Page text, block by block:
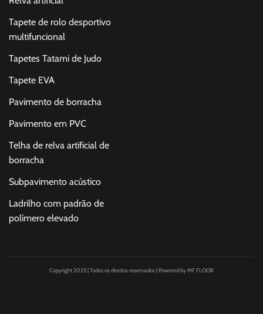
Tapete de rolo desportivo
multifuncional
Tapetes Tatami de Judo
Tapete EVA
Pavimento de borracha
Pavimento em PVC
Telha de relva artificial de
borracha
Subpavimento acústico
Ladrilho com padrão de
polímero elevado
Copyright 2025 | Todos os direitos reservados | Powered by MF FLOOR